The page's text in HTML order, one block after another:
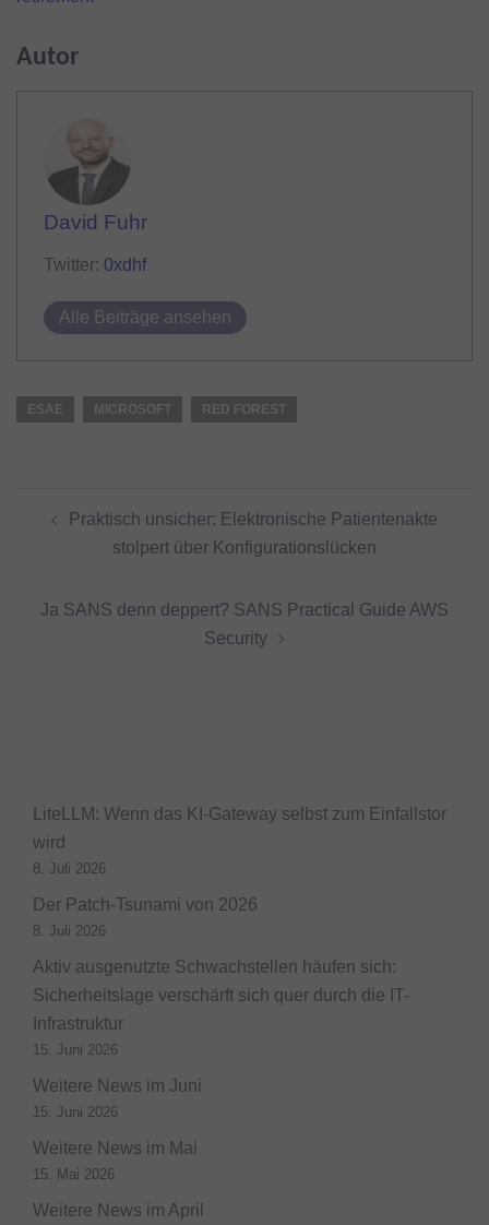
Autor
David Fuhr
Twitter: 0xdhf
Alle Beiträge ansehen
ESAE MICROSOFT RED FOREST
Praktisch unsicher: Elektronische Patientenakte
stolpert über Konfigurationslücken
Ja SANS denn deppert? SANS Practical Guide AWS
Security
LiteLLM: Wenn das KI-Gateway selbst zum Einfallstor
wird
8. Juli 2026
Der Patch-Tsunami von 2026
8. Juli 2026
Aktiv ausgenutzte Schwachstellen häufen sich:
Sicherheitslage verschärft sich quer durch die IT-
Infrastruktur
15. Juni 2026
Weitere News im Juni
15. Juni 2026
Weitere News im Mai
15. Mai 2026
Weitere News im April